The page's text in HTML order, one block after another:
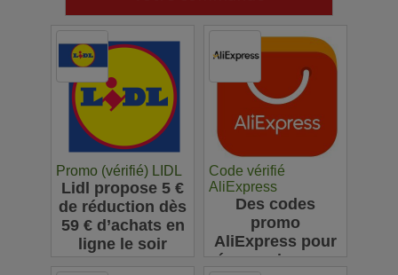
Promo (vérifié) LIDL
Lidl propose 5 €
de réduction dès
59 € d’achats en
ligne le soir
Code vérifié
AliExpress
Des codes
promo
AliExpress pour
économiser sur